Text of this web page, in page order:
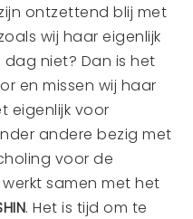
ontzettend blij met
wij haar eigenlijk
niet? Dan is het
en missen wij haar
eigenlijk voor
andere bezig met
voor de
samen met het
. Het is tijd om te